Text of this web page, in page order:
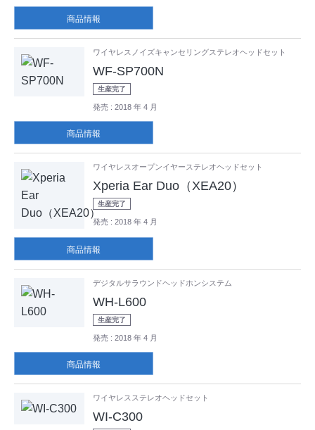
商品情報
ワイヤレスノイズキャンセリングステレオヘッドセット
WF-SP700N
生産完了
発売 : 2018 年 4 月
商品情報
ワイヤレスオープンイヤーステレオヘッドセット
Xperia Ear Duo（XEA20）
生産完了
発売 : 2018 年 4 月
商品情報
デジタルサラウンドヘッドホンシステム
WH-L600
生産完了
発売 : 2018 年 4 月
商品情報
ワイヤレスステレオヘッドセット
WI-C300